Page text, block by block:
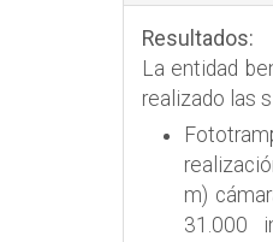
Resultados:
La entidad
realizado las
m)
31.000